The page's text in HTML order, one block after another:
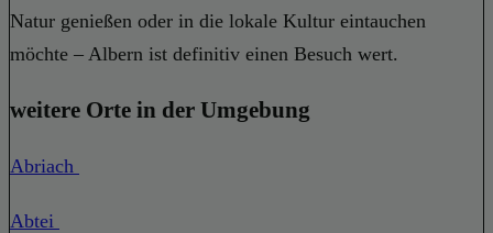
Natur genießen oder in die lokale Kultur eintauchen
möchte – Albern ist definitiv einen Besuch wert.
weitere Orte in der Umgebung
Abriach
Abtei